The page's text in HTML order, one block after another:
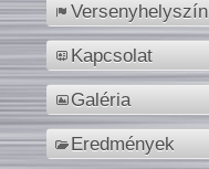
Versenyhelyszín
Kapcsolat
Galéria
Eredmények